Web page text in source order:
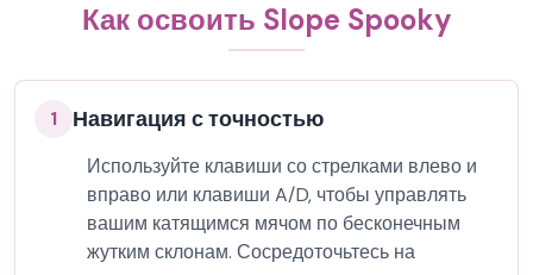
Как освоить Slope Spooky
1 Навигация с точностью
Используйте клавиши со стрелками влево и
вправо или клавиши A/D, чтобы управлять
вашим катящимся мячом по бесконечным
жутким склонам. Сосредоточьтесь на